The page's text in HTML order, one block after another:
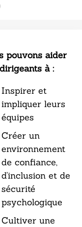
pouvons aider
à :
Inspirer et
impliquer leurs
équipes
Créer un
environnement
de confiance,
d’inclusion et de
sécurité
psychologique
Cultiver une